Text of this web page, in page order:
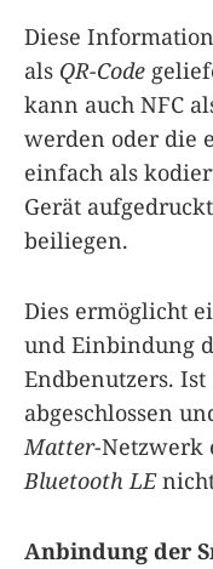
Diese
als QR-Code
kann auch NFC
werden oder die
einfach als
Gerät
beiliegen.
Dies ermöglicht
und Einbindung
Endbenutzers.
abgeschlossen
Matter-Netzwerk
Bluetooth LE
Anbindung der